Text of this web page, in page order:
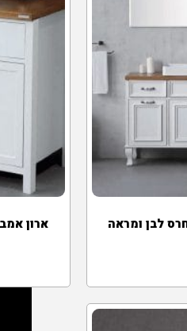
לבן ומראה
ארון